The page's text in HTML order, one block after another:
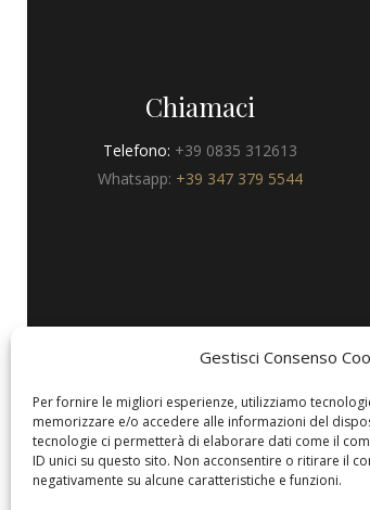
Gestisci Consenso
Per fornire le migliori esperienze, utilizziamo
memorizzare e/o accedere alle informazioni del
tecnologie ci permetterà di elaborare dati come il
ID unici su questo sito. Non acconsentire o ritirare il
negativamente su alcune caratteristiche e funzioni.
Chiamaci
Telefono: +39 0835 312613
Whatsapp: +39 347 379 5544